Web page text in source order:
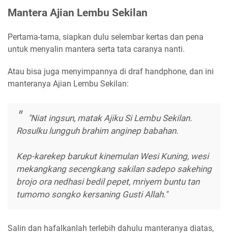
Mantera Ajian Lembu Sekilan
Pertama-tama, siapkan dulu selembar kertas dan pena
untuk menyalin mantera serta tata caranya nanti.
Atau bisa juga menyimpannya di draf handphone, dan ini
manteranya Ajian Lembu Sekilan:
"Niat ingsun, matak Ajiku Si Lembu Sekilan.
Rosulku lungguh brahim anginep babahan.
Kep-karekep barukut kinemulan Wesi Kuning, wesi
mekangkang secengkang sakilan sadepo sakehing
brojo ora nedhasi bedil pepet, mriyem buntu tan
tumomo songko kersaning Gusti Allah."
Salin dan hafalkanlah terlebih dahulu manteranya diatas,